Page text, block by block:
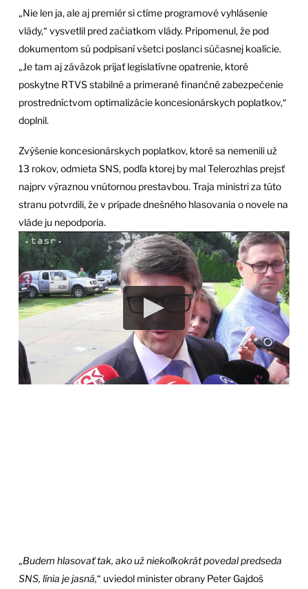
„Nie len ja, ale aj premiér si ctíme programové vyhlásenie
vlády,“ vysvetlil pred začiatkom vlády. Pripomenul, že pod
dokumentom sú podpísaní všetci poslanci súčasnej koalície.
„Je tam aj záväzok prijať legislatívne opatrenie, ktoré
poskytne RTVS stabilné a primerané finančné zabezpečenie
prostredníctvom optimalizácie koncesionárskych poplatkov,“
doplnil.
Zvýšenie koncesionárskych poplatkov, ktoré sa nemenili už
13 rokov, odmieta SNS, podľa ktorej by mal Telerozhlas prejsť
najprv výraznou vnútornou prestavbou. Traja ministri za túto
stranu potvrdili, že v prípade dnešného hlasovania o novele na
vláde ju nepodporia.
„Budem hlasovať tak, ako už niekoľkokrát povedal predseda
SNS, línia je jasná,“ uviedol minister obrany Peter Gajdoš